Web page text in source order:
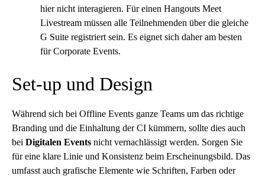
hier nicht interagieren. Für einen Hangouts Meet
Livestream müssen alle Teilnehmenden über die gleiche
G Suite registriert sein. Es eignet sich daher am besten
für Corporate Events.
Set-up und Design
Während sich bei Offline Events ganze Teams um das richtige
Branding und die Einhaltung der CI kümmern, sollte dies auch
bei Digitalen Events nicht vernachlässigt werden. Sorgen Sie
für eine klare Linie und Konsistenz beim Erscheinungsbild. Das
umfasst auch grafische Elemente wie Schriften, Farben oder